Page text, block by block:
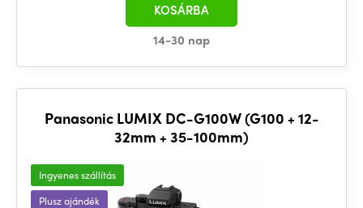
14-30 nap
KOSÁRBA
Panasonic LUMIX DC-G100W (G100 + 12-
32mm + 35-100mm)
Ingyenes szállítás
Plusz ajándék